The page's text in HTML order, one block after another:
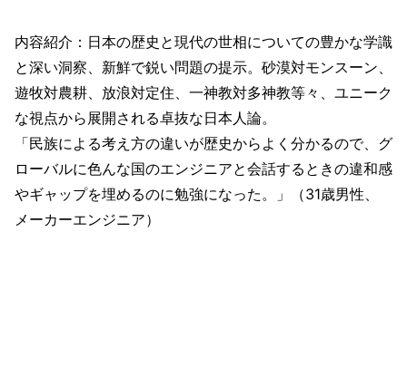
内容紹介：日本の歴史と現代の世相についての豊かな学識
と深い洞察、新鮮で鋭い問題の提示。砂漠対モンスーン、
遊牧対農耕、放浪対定住、一神教対多神教等々、ユニーク
な視点から展開される卓抜な日本人論。
「民族による考え方の違いが歴史からよく分かるので、グ
ローバルに色んな国のエンジニアと会話するときの違和感
やギャップを埋めるのに勉強になった。」（31歳男性、
メーカーエンジニア）